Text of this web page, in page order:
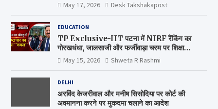
May 17, 2026 Desk Takshakapost
EDUCATION
TP Exclusive-IIT पटना में NIRF रैंकिंग का
गोरखधंधा, जालसाजी और फर्जीवाड़ा चरम पर शिक्षा
मंत्रालय कब जागेगा ?
May 15, 2026 Shweta R Rashmi
DELHI
अरविंद केजरीवाल और मनीष सिसोदिया पर कोर्ट की
अवमानना करने पर मुकदमा चलाने का आदेश